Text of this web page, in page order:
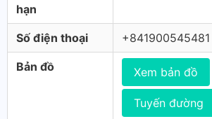
hạn
Số điện thoại +841900545481
Bản đồ Xem bản đồ
Tuyến đường